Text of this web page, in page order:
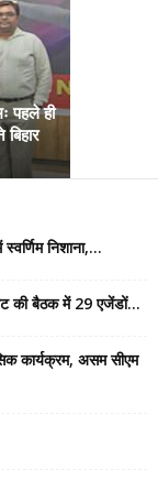
पहले ही
निशाना,...
की बैठक में 29 एजेंडों...
कार्यक्रम, असम सीएम